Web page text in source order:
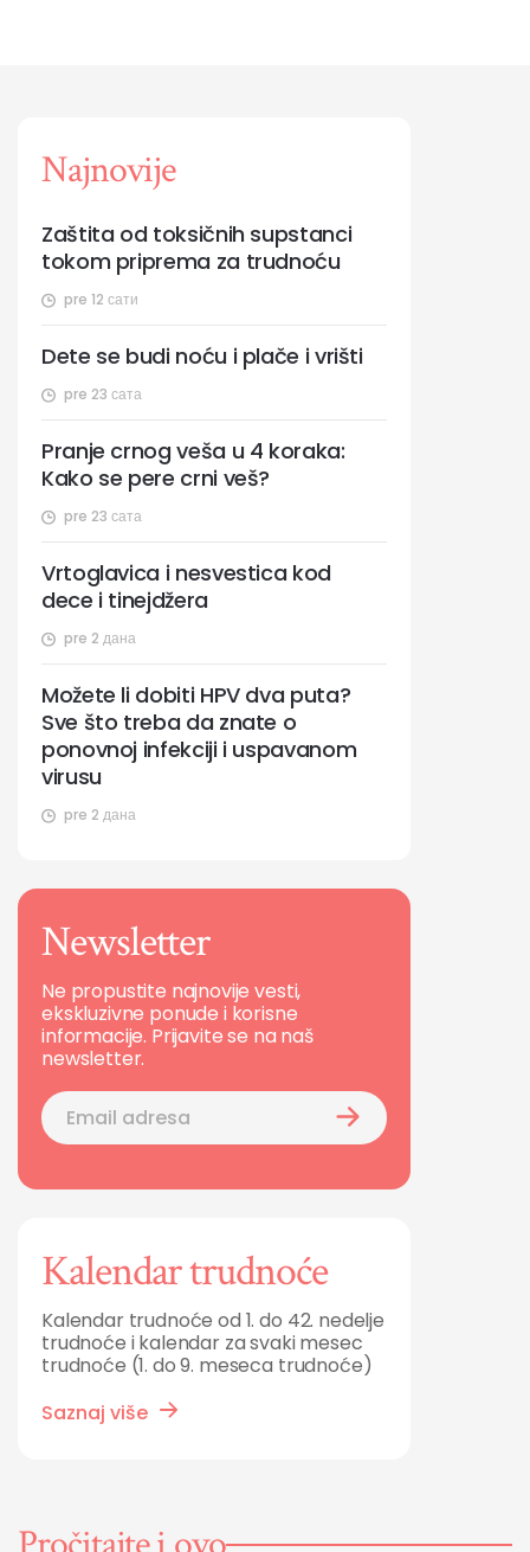
Najnovije
pre 12 сати
Zaštita od toksičnih supstanci
tokom priprema za trudnoću
pre 23 сата
Dete se budi noću i plače i vrišti
pre 23 сата
Pranje crnog veša u 4 koraka:
Kako se pere crni veš?
pre 2 дана
Vrtoglavica i nesvestica kod
dece i tinejdžera
pre 2 дана
Možete li dobiti HPV dva puta?
Sve što treba da znate o
ponovnoj infekciji i uspavanom
virusu
Newsletter
Ne propustite najnovije vesti,
ekskluzivne ponude i korisne
informacije. Prijavite se na naš
newsletter.
Kalendar trudnoće
Kalendar trudnoće od 1. do 42. nedelje
trudnoće i kalendar za svaki mesec
trudnoće (1. do 9. meseca trudnoće)
Saznaj više